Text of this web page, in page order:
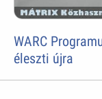
WARC
éleszti újra